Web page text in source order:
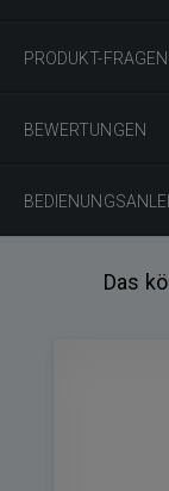
PRODUKT-FRAGEN
BEWERTUNGEN
Das